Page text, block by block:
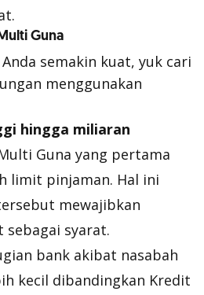
Guna
semakin kuat, yuk cari
menggunakan
hingga miliaran
Guna yang pertama
limit pinjaman. Hal ini
mewajibkan
sebagai syarat.
bank akibat nasabah
kecil dibandingkan Kredit